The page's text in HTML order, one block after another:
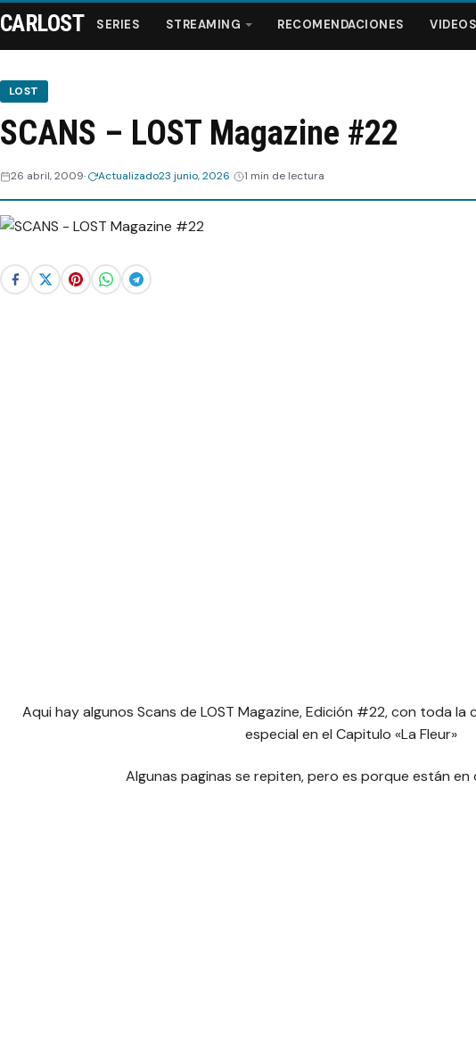
Series
Streaming
Recomendaciones
Videos
CARLOST SERIES STREAMING RECOMENDACIONES VIDEOS
LOST
SCANS – LOST Magazine #22
26 abril, 2009 Actualizado23 junio, 2026 1 min de lectura
Aqui hay algunos Scans de LOST Magazine, Edición #22, con toda
especial en el Capitulo «La Fleur»
Algunas paginas se repiten, pero es porque están en